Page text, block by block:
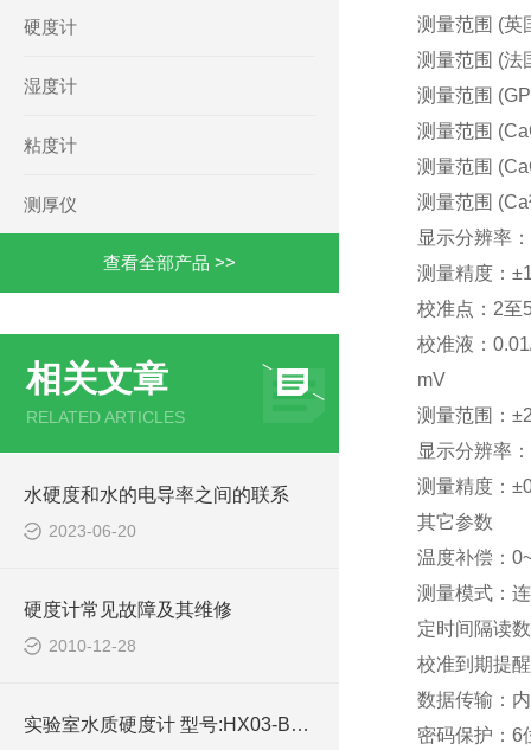
硬度计
湿度计
粘度计
测厚仪
查看全部产品 >>
相关文章
RELATED ARTICLES
水硬度和水的电导率之间的联系
2023-06-20
硬度计常见故障及其维修
2010-12-28
实验室水质硬度计 型号:HX03-BT932库号：M414244的简单介绍
测量范围 (英
测量范围 (法
测量范围
测量范围
测量范围
测量范围
显示分辨率
测量精度：
校准点：2至
校准液：
mV
测量范围：
显示分辨率
测量精度：
其它参数
温度补偿：
测量模式：
定时间隔读
校准到期提
数据传输：
密码保护：6